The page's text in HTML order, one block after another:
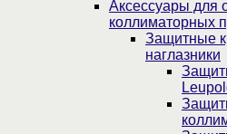
Аксессуары для
коллиматорных
Защитные
наглазники